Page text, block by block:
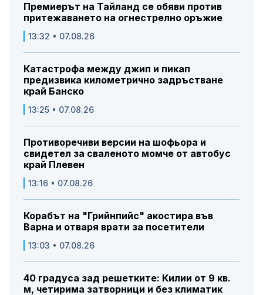
Премиерът на Тайланд се обяви против
притежаването на огнестрелно оръжие
13:32 • 07.08.26
Катастрофа между джип и пикап
предизвика километрично задръстване
край Банско
13:25 • 07.08.26
Противоречиви версии на шофьора и
свидетел за сваленото момче от автобус
край Плевен
13:16 • 07.08.26
Корабът на "Грийнпийс" акостира във
Варна и отваря врати за посетители
13:03 • 07.08.26
40 градуса зад решетките: Килии от 9 кв.
м, четирима затворници и без климатик